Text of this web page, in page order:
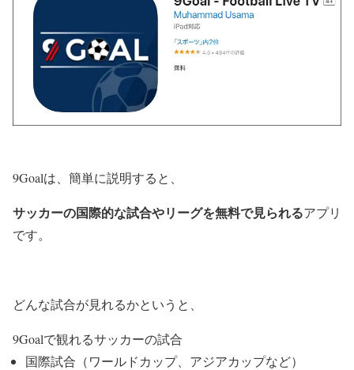
9Goalは、簡単に説明すると、
サッカーの国際的な試合やリーグを無料で見られるアプリ
です。
どんな試合が見れるかというと、
9Goalで観れるサッカーの試合
国際試合（ワールドカップ、アジアカップなど）